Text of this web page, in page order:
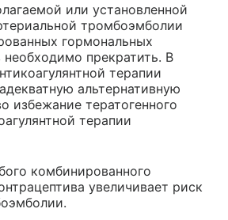
или установленной
тромбоэмболии
гормональных
необходимо прекратить. В
терапии
альтернативную
избежание тератогенного
терапии
комбинированного
увеличивает риск